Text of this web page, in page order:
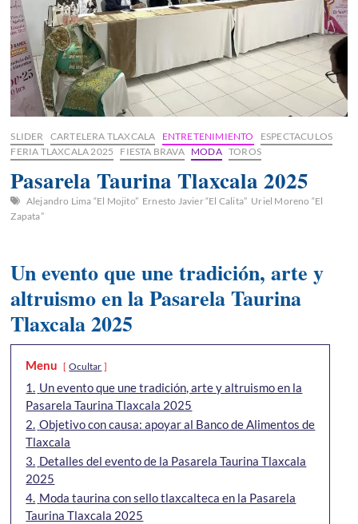
SLIDER CARTELERA TLAXCALA ENTRETENIMIENTO
ESPECTACULOS
FERIA TLAXCALA 2025
FIESTA BRAVA MODA TOROS
Pasarela Taurina Tlaxcala 2025
Alejandro Lima “El Mojito” Ernesto Javier “El Calita” Uriel Moreno “El
Zapata”
Un evento que une tradición, arte y
altruismo en la Pasarela Taurina
Tlaxcala 2025
Menu Ocultar
1. Un evento que une tradición, arte y altruismo en la
Pasarela Taurina Tlaxcala 2025
2. Objetivo con causa: apoyar al Banco de Alimentos de
Tlaxcala
3. Detalles del evento de la Pasarela Taurina Tlaxcala
2025
4. Moda taurina con sello tlaxcalteca en la Pasarela
Taurina Tlaxcala 2025